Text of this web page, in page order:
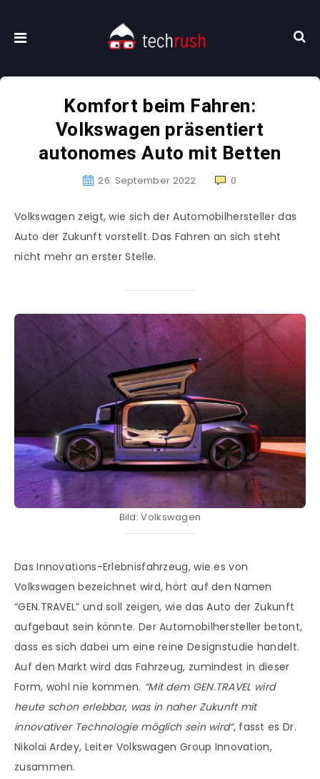
Komfort beim Fahren:
Volkswagen präsentiert
autonomes Auto mit Betten
26. September 2022 0
Volkswagen zeigt, wie sich der Automobilhersteller das
Auto der Zukunft vorstellt. Das Fahren an sich steht
nicht mehr an erster Stelle.
Bild: Volkswagen
Das Innovations-Erlebnisfahrzeug, wie es von
Volkswagen bezeichnet wird, hört auf den Namen
“GEN.TRAVEL” und soll zeigen, wie das Auto der Zukunft
aufgebaut sein könnte. Der Automobilhersteller betont,
dass es sich dabei um eine reine Designstudie handelt.
Auf den Markt wird das Fahrzeug, zumindest in dieser
Form, wohl nie kommen. “Mit dem GEN.TRAVEL wird
heute schon erlebbar, was in naher Zukunft mit
innovativer Technologie möglich sein wird“, fasst es Dr.
Nikolai Ardey, Leiter Volkswagen Group Innovation,
zusammen.